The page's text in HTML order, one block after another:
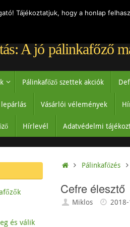
A jó pálinkafőző
Pálinkafőző szettek akciók
Vásárlói vélemények
Hírlevél Adatvédelmi
Pálinkafőzés
Cefre élesztő
Miklos
és válik
Tájékoztatjuk, hogy a honlap